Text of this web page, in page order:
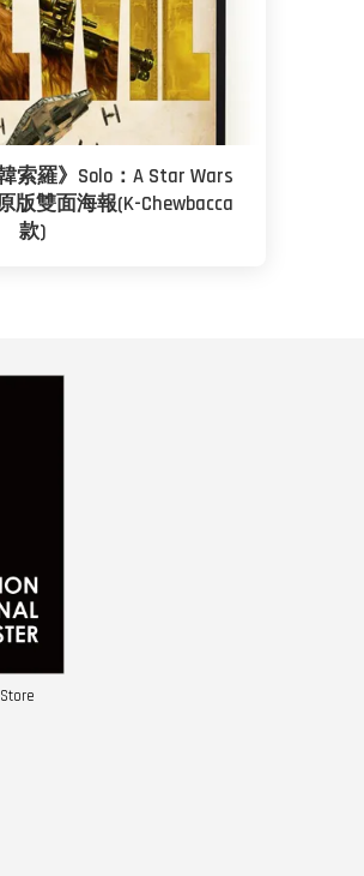
索羅》Solo：A Star Wars
版雙面海報(K-Chewbacca
款)